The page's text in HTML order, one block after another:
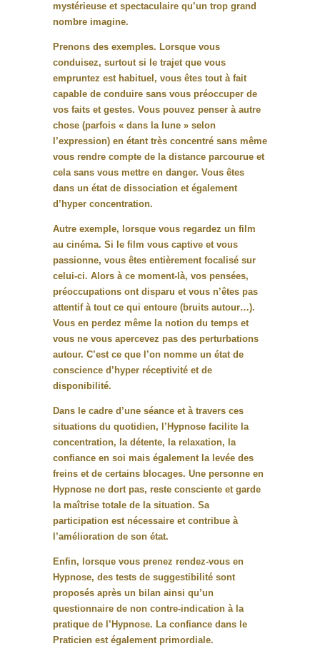
mystérieuse et spectaculaire qu’un trop grand
nombre imagine.
Prenons des exemples. Lorsque vous
conduisez, surtout si le trajet que vous
empruntez est habituel, vous êtes tout à fait
capable de conduire sans vous préoccuper de
vos faits et gestes. Vous pouvez penser à autre
chose (parfois « dans la lune » selon
l’expression) en étant très concentré sans même
vous rendre compte de la distance parcourue et
cela sans vous mettre en danger. Vous êtes
dans un état de dissociation et également
d’hyper concentration.
Autre exemple, lorsque vous regardez un film
au cinéma. Si le film vous captive et vous
passionne, vous êtes entièrement focalisé sur
celui-ci. Alors à ce moment-là, vos pensées,
préoccupations ont disparu et vous n’êtes pas
attentif à tout ce qui entoure (bruits autour…).
Vous en perdez même la notion du temps et
vous ne vous apercevez pas des perturbations
autour. C’est ce que l’on nomme un état de
conscience d’hyper réceptivité et de
disponibilité.
Dans le cadre d’une séance et à travers ces
situations du quotidien, l’Hypnose facilite la
concentration, la détente, la relaxation, la
confiance en soi mais également la levée des
freins et de certains blocages. Une personne en
Hypnose ne dort pas, reste consciente et garde
la maîtrise totale de la situation. Sa
participation est nécessaire et contribue à
l’amélioration de son état.
Enfin, lorsque vous prenez rendez-vous en
Hypnose, des tests de suggestibilité sont
proposés après un bilan ainsi qu’un
questionnaire de non contre-indication à la
pratique de l’Hypnose. La confiance dans le
Praticien est également primordiale.